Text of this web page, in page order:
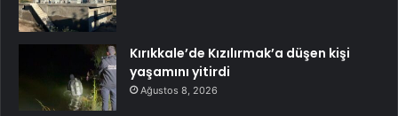
Kırıkkale’de Kızılırmak’a düşen kişi
yaşamını yitirdi
Ağustos 8, 2026